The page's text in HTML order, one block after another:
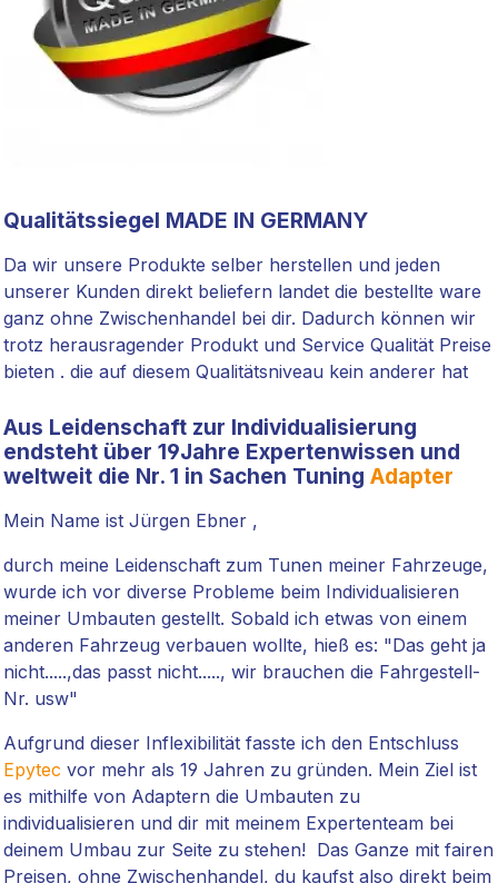
Qualitätssiegel MADE IN GERMANY
Da wir unsere Produkte selber herstellen und jeden
unserer Kunden direkt beliefern landet die bestellte ware
ganz ohne Zwischenhandel bei dir. Dadurch können wir
trotz herausragender Produkt und Service Qualität Preise
bieten . die auf diesem Qualitätsniveau kein anderer hat
Aus Leidenschaft zur Individualisierung
endsteht über 19Jahre Expertenwissen und
weltweit die Nr. 1 in Sachen Tuning Adapter
Mein Name ist Jürgen Ebner ,
durch meine Leidenschaft zum Tunen meiner Fahrzeuge,
wurde ich vor diverse Probleme beim Individualisieren
meiner Umbauten gestellt. Sobald ich etwas von einem
anderen Fahrzeug verbauen wollte, hieß es: "Das geht ja
nicht.....,das passt nicht....., wir brauchen die Fahrgestell-
Nr. usw"
Aufgrund dieser Inflexibilität fasste ich den Entschluss
Epytec vor mehr als 19 Jahren zu gründen. Mein Ziel ist
es mithilfe von Adaptern die Umbauten zu
individualisieren und dir mit meinem Expertenteam bei
deinem Umbau zur Seite zu stehen! Das Ganze mit fairen
Preisen, ohne Zwischenhandel, du kaufst also direkt beim